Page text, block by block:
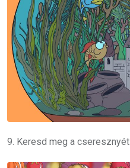
9. Keresd meg a cseresznyét